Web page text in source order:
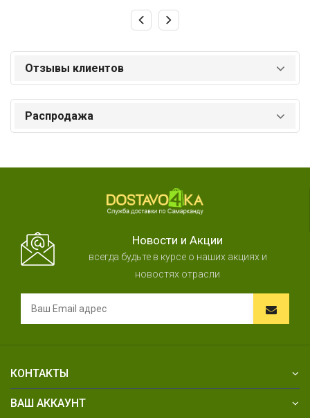
Отзывы клиентов
Распродажа
Новости и Акции
всегда будьте в курсе о наших акциях и
новостях отрасли
КОНТАКТЫ
ВАШ АККАУНТ